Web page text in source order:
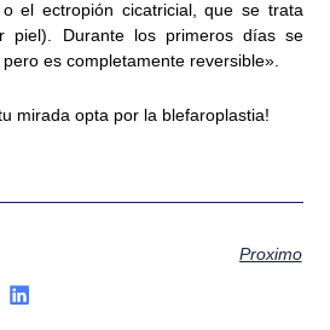
el ectropión cicatricial, que se trata
piel). Durante los primeros días se
es completamente reversible».
mirada opta por la blefaroplastia!
Proximo